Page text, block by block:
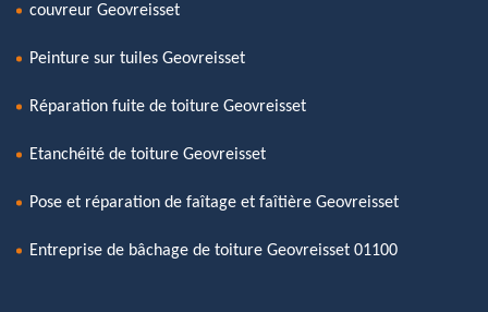
couvreur Geovreisset
Peinture sur tuiles Geovreisset
Réparation fuite de toiture Geovreisset
Etanchéité de toiture Geovreisset
Pose et réparation de faîtage et faîtière Geovreisset
Entreprise de bâchage de toiture Geovreisset 01100